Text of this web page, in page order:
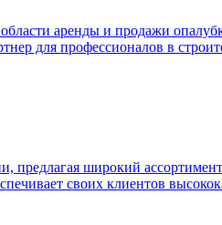
аренды и продажи
для профессионалов в
широкий
своих клиентов